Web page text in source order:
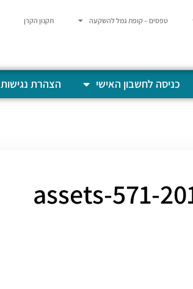
טפסים – קופת גמל להשקעה תקנון הקרן
כניסה לחשבון האישי הצהרת נגישות